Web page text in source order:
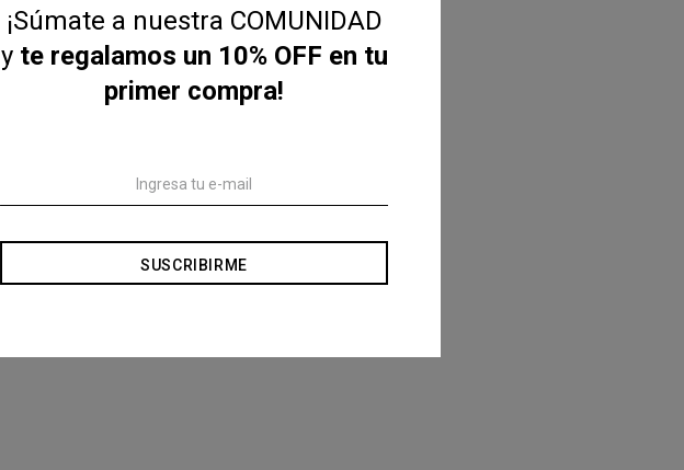
¡Súmate a nuestra COMUNIDAD
y te regalamos un 10% OFF en tu
primer compra!
SUSCRIBIRME